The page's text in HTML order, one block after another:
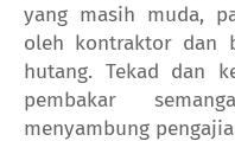
yang masih muda,
oleh kontraktor dan
hutang. Tekad dan
pembakar
menyambung